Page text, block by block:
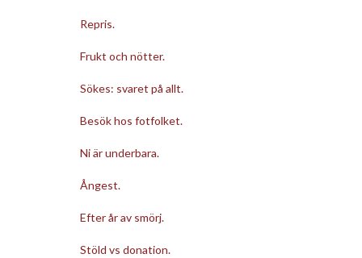
Repris.
Frukt och nötter.
Sökes: svaret på allt.
Besök hos fotfolket.
Ni är underbara.
Ångest.
Efter år av smörj.
Stöld vs donation.